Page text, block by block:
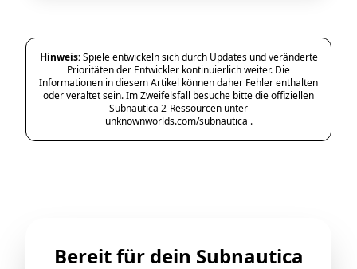
Hinweis:Spiele entwickeln sich durch Updates und veränderte
Prioritäten der Entwickler kontinuierlich weiter. Die
Informationen in diesem Artikel können daher Fehler enthalten
oder veraltet sein. Im Zweifelsfall besuche bitte die offiziellen
Subnautica 2-Ressourcen unter
unknownworlds.com/subnautica .
Bereit für dein Subnautica